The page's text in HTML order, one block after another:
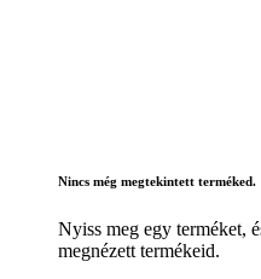
Nincs még megtekintett terméked.
Nyiss meg egy terméket,
megnézett termékeid.